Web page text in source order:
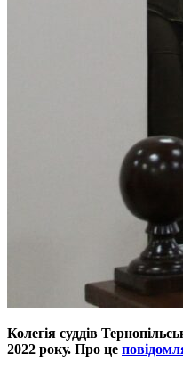
Колегія суддів
2022 року. Про це